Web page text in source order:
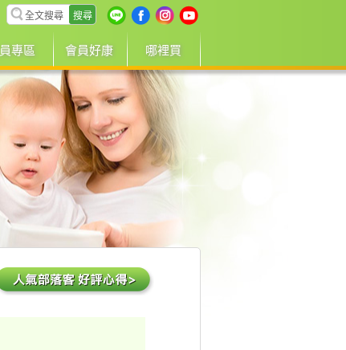
搜尋
專區 會員好康 哪裡買